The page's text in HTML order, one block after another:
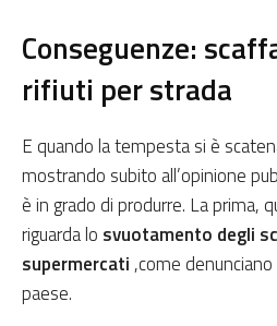
Conseguenze:
rifiuti per strada
E quando la tempesta si è
mostrando subito all’opinione
è in grado di produrre. La prima,
riguarda lo svuotamento degli
supermercati,come
paese.